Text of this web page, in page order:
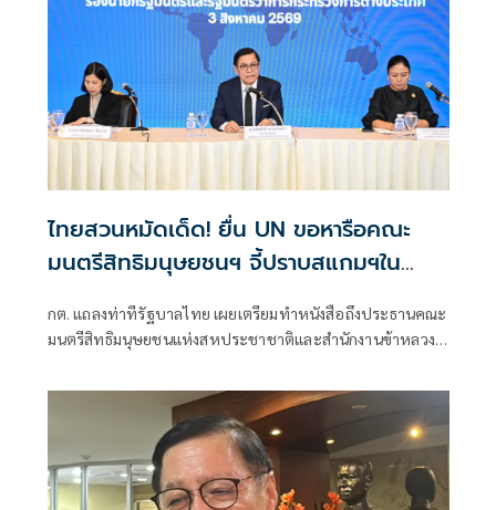
ไทยสวนหมัดเด็ด! ยื่น UN ขอหารือคณะ
มนตรีสิทธิมนุษยชนฯ จี้ปราบสแกมฯใน
กัมพูชา โต้ยิบรายงาน 'ทอม แอนดรูว์ส'
กต. แถลงท่าทีรัฐบาลไทย เผยเตรียมทำหนังสือถึงประธานคณะ
มนตรีสิทธิมนุษยชนแห่งสหประชาชาติและสำนักงานข้าหลวง
รายงานพิเศษพาดพิงประเทศไทย มีหลายประเด็นที่ไม่เห็นด้วย
ชี้กระทบความเป็นกลาง -เที่ยงธรรม “สีหศักดิ์”